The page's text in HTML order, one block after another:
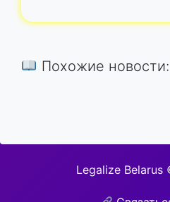
Похожие новости:
Legalize Belarus